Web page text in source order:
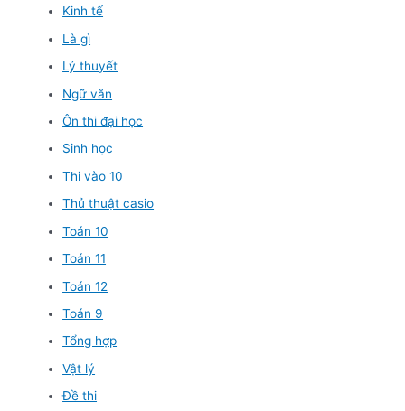
Kinh tế
Là gì
Lý thuyết
Ngữ văn
Ôn thi đại học
Sinh học
Thi vào 10
Thủ thuật casio
Toán 10
Toán 11
Toán 12
Toán 9
Tổng hợp
Vật lý
Đề thi